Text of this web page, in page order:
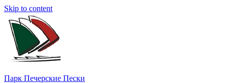
Skip to content
Парк Печерские Пески